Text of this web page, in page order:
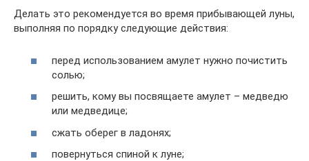
Делать это рекомендуется во время прибывающей луны,
выполняя по порядку следующие действия:
перед использованием амулет нужно почистить
солью;
решить, кому вы посвящаете амулет – медведю
или медведице;
сжать оберег в ладонях;
повернуться спиной к луне;